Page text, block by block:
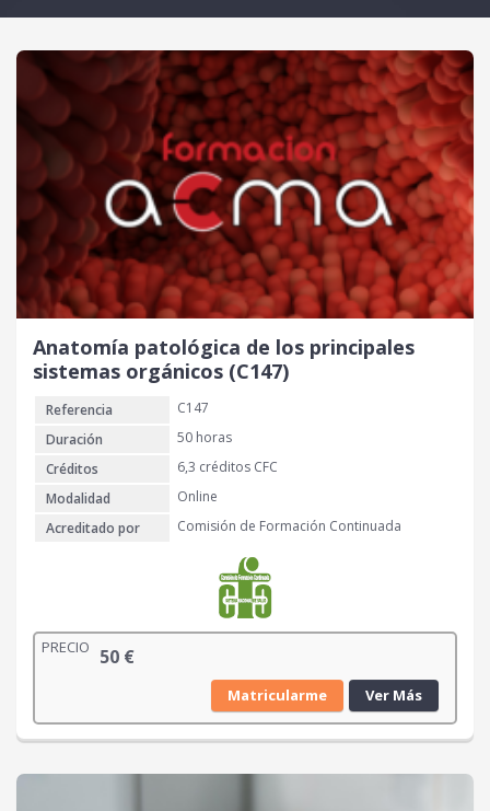
Anatomía patológica de los principales
sistemas orgánicos (C147)
Referencia
C147
Duración
50 horas
Créditos
6,3 créditos CFC
Modalidad
Online
Acreditado por
Comisión de Formación Continuada
PRECIO 50 €
Matricularme Ver Más